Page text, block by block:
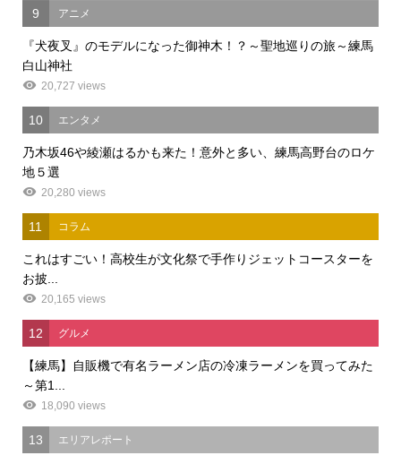
9 アニメ
『犬夜叉』のモデルになった御神木！？～聖地巡りの旅～練馬
白山神社
20,727 views
10 エンタメ
乃木坂46や綾瀬はるかも来た！意外と多い、練馬高野台のロケ
地５選
20,280 views
11 コラム
これはすごい！高校生が文化祭で手作りジェットコースターを
お披...
20,165 views
12 グルメ
【練馬】自販機で有名ラーメン店の冷凍ラーメンを買ってみた
～第1...
18,090 views
13 エリアレポート